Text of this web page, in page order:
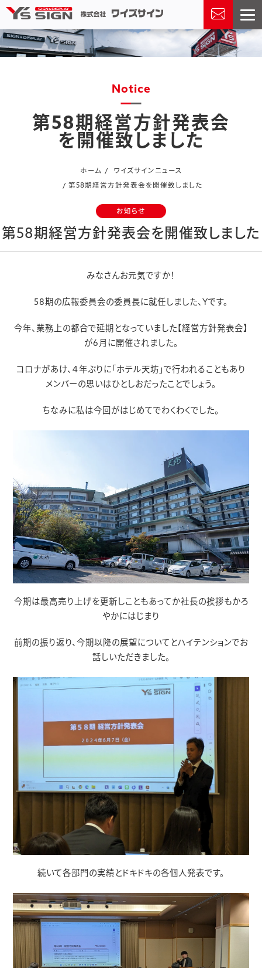
Notice
第58期経営方針発表会
を開催致しました
ホーム ワイズサインニュース
第58期経営方針発表会を開催致しました
お知らせ
第58期経営方針発表会を開催致しました
みなさんお元気ですか！
58期の広報委員会の委員長に就任しました、Yです。
今年、業務上の都合で延期となっていました【経営方針発表会】
が6月に開催されました。
コロナがあけ、４年ぶりに「ホテル天坊」で行われることもあり
メンバーの思いはひとしおだったことでしょう。
ちなみに私は今回がはじめてでわくわくでした。
今期は最高売り上げを更新しこともあってか社長の挨拶もかろ
やかにはじまり
前期の振り返り、今期以降の展望についてとハイテンションでお
話しいただきました。
続いて各部門の実績とドキドキの各個人発表です。